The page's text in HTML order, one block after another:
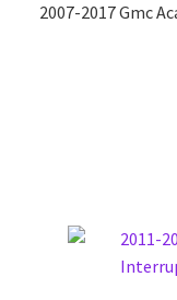
2007-2017 Gmc